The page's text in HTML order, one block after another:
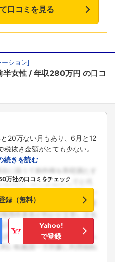
口コミを見る
ション]
半女性 年収280万円 の口コ
20万ない月もあり、6月と12
抜き金額がとても少ない。
続きを読む
万社の口コミをチェック
録（無料）
Yahoo!
で登録